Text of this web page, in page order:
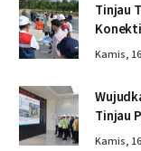
Tinjau
Kamis,
Tinjau
Kamis,